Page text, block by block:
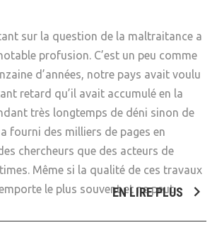
sur la question de la maltraitance a
profusion. C’est un peu comme
d’années, notre pays avait voulu
retard qu’il avait accumulé en la
très longtemps de déni sinon de
fourni des milliers de pages en
chercheurs que des acteurs de
Même si la qualité de ces travaux
le plus souvent et ne peut
EN LIRE PLUS